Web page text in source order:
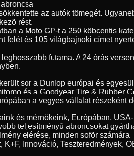
az autók tömegét.
rést.
a Moto GP-t a 250 köbcentis
felét és 105 világbajnoki címet
futama. A 24 órás
sor a Dunlop európai és
és a Goodyear Tire & Rubber
a vegyes vállalat részeként
és mérnökeink, Európában,
teljesítményû abroncsokat
elérése, minden sofõr számára
K+F, Innováció, Teszteredmények,